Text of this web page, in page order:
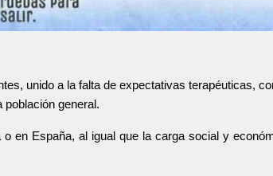
unido a la falta de expectativas terapéuticas,
población general.
en España, al igual que la carga social y